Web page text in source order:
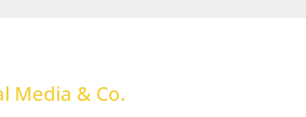
Media & Co.